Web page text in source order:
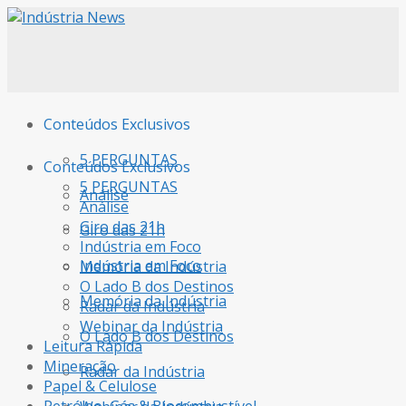
Conteúdos Exclusivos
5 PERGUNTAS
Análise
Giro das 21h
Indústria em Foco
Memória da Indústria
O Lado B dos Destinos
Radar da Indústria
Conteúdos Exclusivos
5 PERGUNTAS
Análise
Giro das 21h
Indústria em Foco
Memória da Indústria
O Lado B dos Destinos
Radar da Indústria
Webinar da Indústria
Leitura Rápida
Mineração
Papel & Celulose